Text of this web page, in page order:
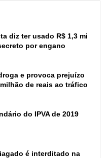
diz ter usado R$ 1,3 mi
por engano
e provoca prejuízo
de reais ao tráfico
do IPVA de 2019
é interditado na